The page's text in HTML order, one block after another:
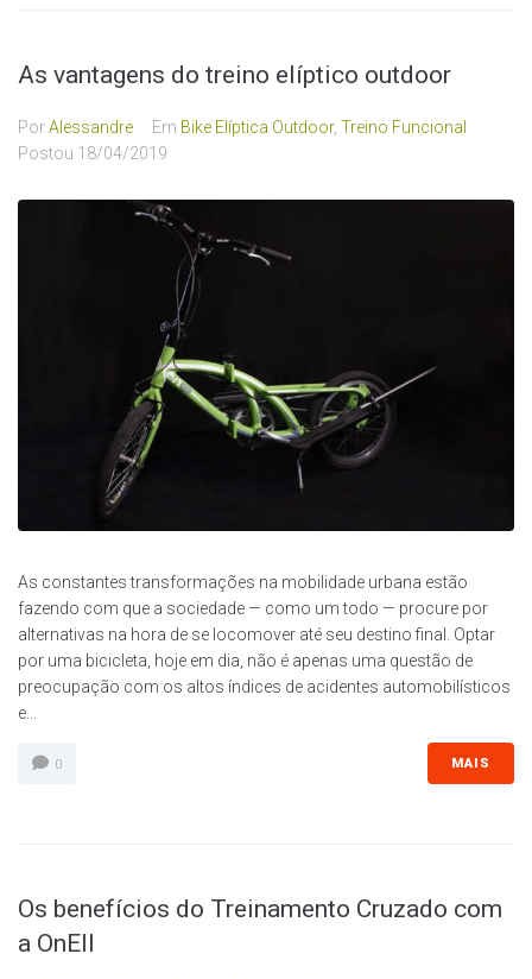
As vantagens do treino elíptico outdoor
PorAlessandre Em Bike Elíptica Outdoor, Treino Funcional
Postou 18/04/2019
As constantes transformações na mobilidade urbana estão
fazendo com que a sociedade — como um todo — procure por
alternativas na hora de se locomover até seu destino final. Optar
por uma bicicleta, hoje em dia, não é apenas uma questão de
preocupação com os altos índices de acidentes automobilísticos
e...
0 MAIS
Os benefícios do Treinamento Cruzado com
a OnEll